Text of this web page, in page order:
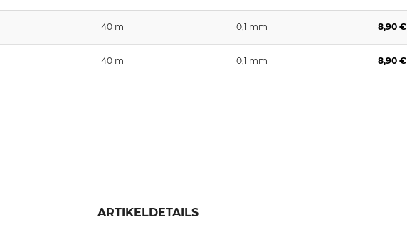
40 m 0,1 mm 8,90 €
40 m 0,1 mm 8,90 €
ARTIKELDETAILS